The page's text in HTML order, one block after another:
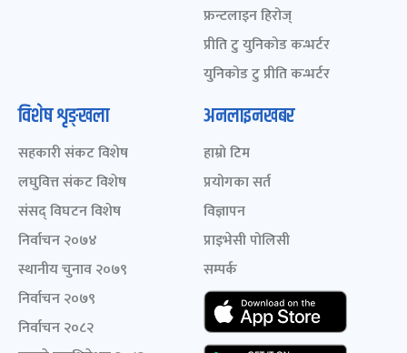
फ्रन्टलाइन हिरोज्
प्रीति टु युनिकोड कन्भर्टर
युनिकोड टु प्रीति कन्भर्टर
विशेष शृङ्खला
सहकारी संकट विशेष
लघुवित्त संकट विशेष
संसद् विघटन विशेष
निर्वाचन २०७४
स्थानीय चुनाव २०७९
निर्वाचन २०७९
निर्वाचन २०८२
अनलाइनखबर
हाम्रो टिम
प्रयोगका सर्त
विज्ञापन
प्राइभेसी पोलिसी
सम्पर्क